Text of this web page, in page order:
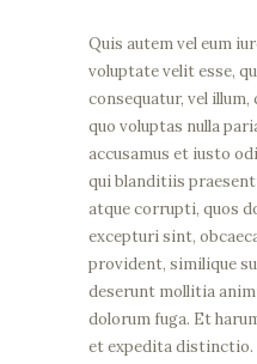
Quis autem vel eum
voluptate velit esse,
consequatur, vel
quo voluptas nulla
accusamus et iusto
qui blanditiis
atque corrupti, quos
excepturi sint,
provident, similique
deserunt mollitia
dolorum fuga. Et
et expedita distinctio.